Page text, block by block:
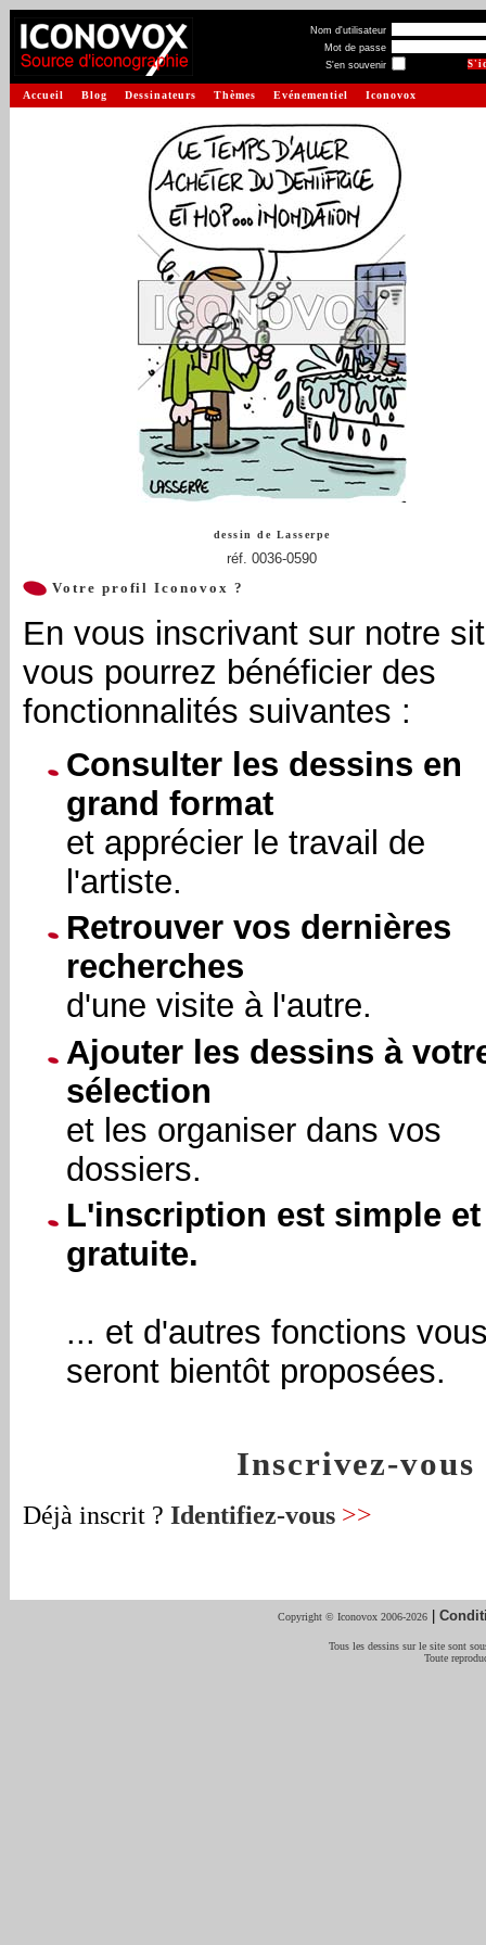
Nom d'utilisateur
Mot de passe
S'en souvenir
Accueil Blog Dessinateurs Thèmes Evénementiel Iconovox
dessin de Lasserpe
réf. 0036-0590
Votre profil Iconovox ?
En vous inscrivant sur notre
vous pourrez bénéficier des
fonctionnalités suivantes :
Consulter les dessins en
grand format
et apprécier le travail de
l'artiste.
Retrouver vos dernières
recherches
d'une visite à l'autre.
Ajouter les dessins à
sélection
et les organiser dans vos
dossiers.
L'inscription est simple et
gratuite.
... et d'autres fonctions
seront bientôt proposées.
Inscrivez-vous
Déjà inscrit ? Identifiez-vous >>
Copyright © Iconovox 2006-2026 |
Tous les dessins sur le site sont
Toute